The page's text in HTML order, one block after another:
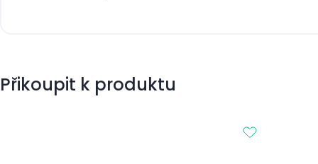
Přikoupit k produktu